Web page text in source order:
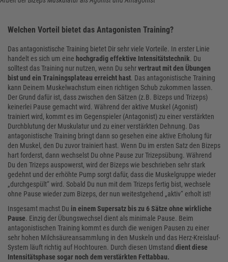
Welchen Vorteil bietet das Antagonisten Training?
Das antagonistische Training bietet Dir sehr viele Vorteile. In erster Linie
handelt es sich um eine hochgradig effektive Intensitätstechnik. Du
solltest das Training nur nutzen, wenn Du sehrvertraut mit den Übungen
bist und ein Trainingsplateau erreicht hast. Das antagonistische Training
kann Deinem Muskelwachstum einen richtigen Schub zukommen lassen.
Der Grund dafür ist, dass zwischen den Sätzen (z.B. Bizeps und Trizeps)
keinerlei Pause gemacht wird. Während der aktive Muskel (Agonist)
trainiert wird, kommt es im Gegenspieler (Antagonist) zu einer verstärkten
Durchblutung der Muskulatur und zu einer verstärkten Dehnung. Das
antagonistische Training bringt dann so gesehen eine aktive Erholung für
den Muskel, den Du zuvor trainiert hast. Wenn Du im ersten Satz den Bizeps
hart forderst, dann wechselst Du ohne Pause zur Trizepsübung. Während
Du den Trizeps auspowerst, wird der Bizeps wie beschrieben sehr stark
gedehnt und der erhöhte Pump sorgt dafür, dass die Muskelgruppe wieder
„durchgespült“ wird. Sobald Du nun mit dem Trizeps fertig bist, wechsele
ohne Pause wieder zum Bizeps, der nun weitestgehend „aktiv“ erholt ist!
Insgesamt machst Du in einem Supersatz bis zu 6 Sätze ohne wirkliche
Pause. Einzig der Übungswechsel dient als minimale Pause. Beim
antagonistischen Training kommt es durch die wenigen Pausen zu einer
sehr hohen Milchsäureansammlung in den Muskeln und das Herz-Kreislauf-
System läuft richtig auf Hochtouren. Durch diesen Umstand dient diese
Intensitätsphase sogar noch dem verstärkten Fettabbau.